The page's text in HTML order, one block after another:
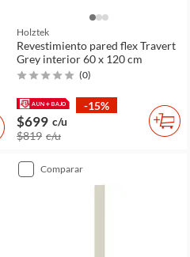
Holztek
Revestimiento pared flex Travert
Grey interior 60 x 120 cm
(0)
-15%
$699 c/u
$819 c/u
comparar